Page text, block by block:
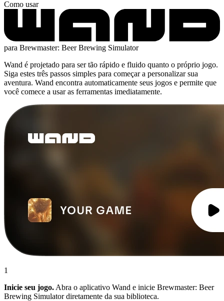
Como usar
para Brewmaster: Beer Brewing Simulator
Wand é projetado para ser tão rápido e fluido quanto o próprio jogo.
Siga estes três passos simples para começar a personalizar sua
aventura. Wand encontra automaticamente seus jogos e permite que
você comece a usar as ferramentas imediatamente.
1
Inicie seu jogo. Abra o aplicativo Wand e inicie Brewmaster: Beer
Brewing Simulator diretamente da sua biblioteca.